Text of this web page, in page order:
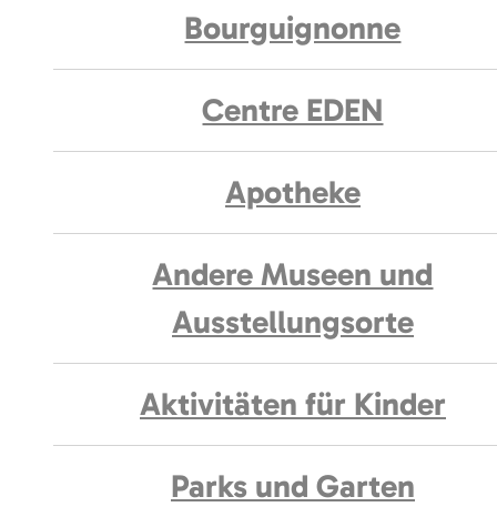
Bourguignonne
Centre EDEN
Apotheke
Andere Museen und
Ausstellungsorte
Aktivitäten für Kinder
Parks und Garten